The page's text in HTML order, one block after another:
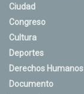
Ciudad
Congreso
Cultura
Deportes
Derechos Humanos
Documento